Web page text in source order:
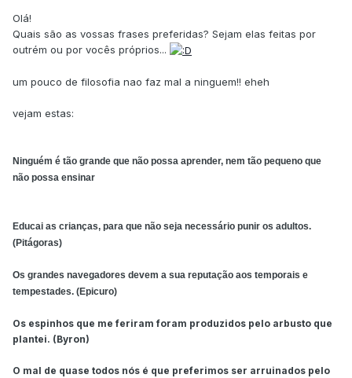
Olá!
Quais são as vossas frases preferidas? Sejam elas feitas por
outrém ou por vocês próprios...
um pouco de filosofia nao faz mal a ninguem!! eheh
vejam estas:
Ninguém é tão grande que não possa aprender, nem tão pequeno que
não possa ensinar
Educai as crianças, para que não seja necessário punir os adultos.
(Pitágoras)
Os grandes navegadores devem a sua reputação aos temporais e
tempestades. (Epicuro)
Os espinhos que me feriram foram produzidos pelo arbusto que
plantei. (Byron)
O mal de quase todos nós é que preferimos ser arruinados pelo